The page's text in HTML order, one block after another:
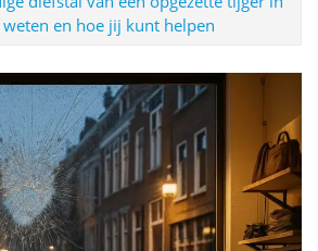
en hoe jij kunt helpen